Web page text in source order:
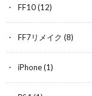
FF10(12)
FF7リメイク (8)
iPhone(1)